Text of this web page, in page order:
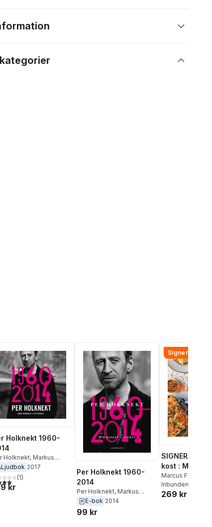
Holknekt 1960-
Holknekt, Markus
Ljudbok 2017
utav 5 stjärnor. Totalt antal röster:
(1)
kr
Per Holknekt 1960-
2014
Per Holknekt, Markus
Lutteman
E-bok 2014
99 kr
Signerad!
SIGNERAD -
kost :
matlådor
Marcus Frank
Inbunden
269 kr